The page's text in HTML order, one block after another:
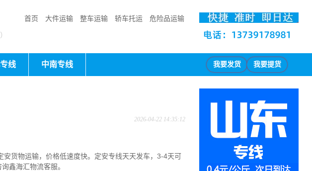
首页 大件运输 整车运输 轿车托运 危险品运输
线 中南专线 我要发货 我要提货
2026-04-22 14:35:12
货物运输，价格低速度快。 定安专线天天发车，3-4天可
鑫海汇物流客服。